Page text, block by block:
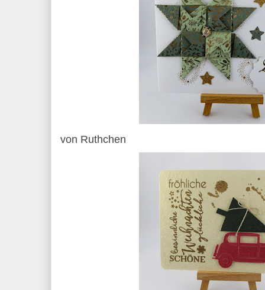
von Ruthchen